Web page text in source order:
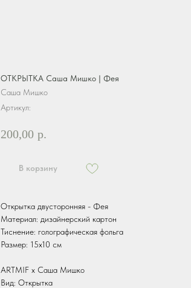
ОТКРЫТКА Саша Мишко | Фея
Саша Мишко
Артикул:
200,00 р.
В корзину
Открытка двусторонняя - Фея
Материал: дизайнерский картон
Тиснение: голографическая фольга
Размер: 15х10 см
ARTMIF х Саша Мишко
Вид: Открытка